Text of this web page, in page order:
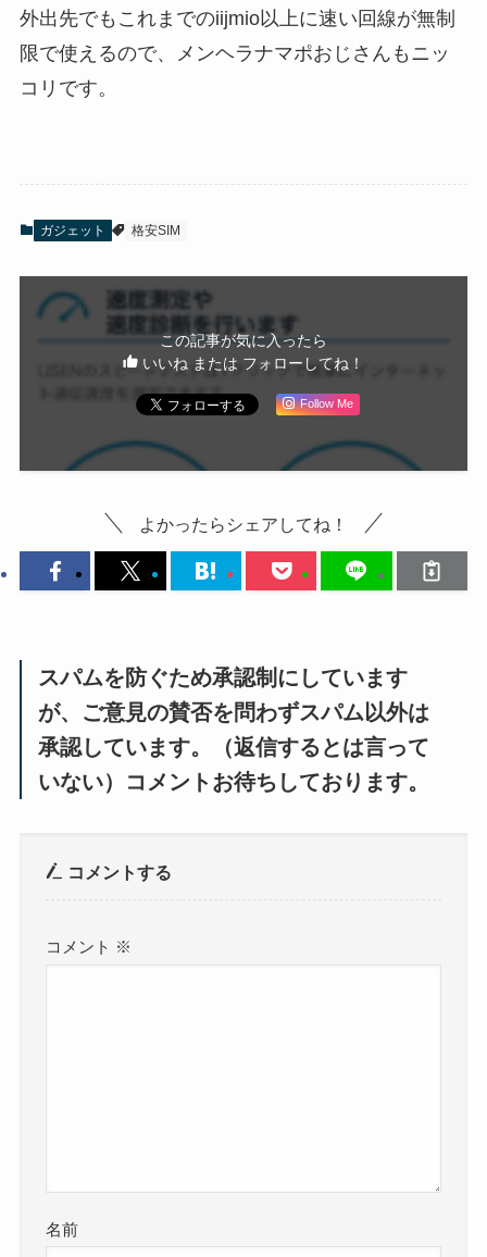
外出先でもこれまでのiijmio以上に速い回線が無制
限で使えるので、メンヘラナマポおじさんもニッ
コリです。
ガジェット 格安SIM
この記事が気に入ったら
いいね または フォローしてね！
Follow Me
よかったらシェアしてね！
スパムを防ぐため承認制にしています
が、ご意見の賛否を問わずスパム以外は
承認しています。（返信するとは言って
いない）コメントお待ちしております。
コメントする
コメント ※
名前